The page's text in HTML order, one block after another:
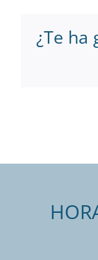
¿Te ha